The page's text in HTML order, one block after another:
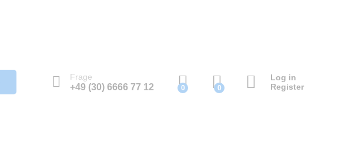
Frage
+49 (30) 6666 77 12 0 0
Log in
Register